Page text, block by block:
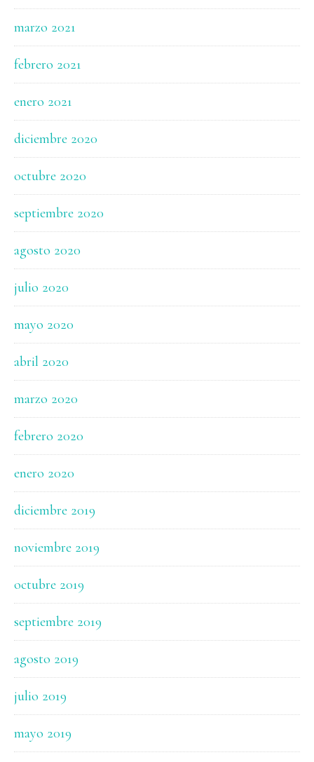
marzo 2021
febrero 2021
enero 2021
diciembre 2020
octubre 2020
septiembre 2020
agosto 2020
julio 2020
mayo 2020
abril 2020
marzo 2020
febrero 2020
enero 2020
diciembre 2019
noviembre 2019
octubre 2019
septiembre 2019
agosto 2019
julio 2019
mayo 2019